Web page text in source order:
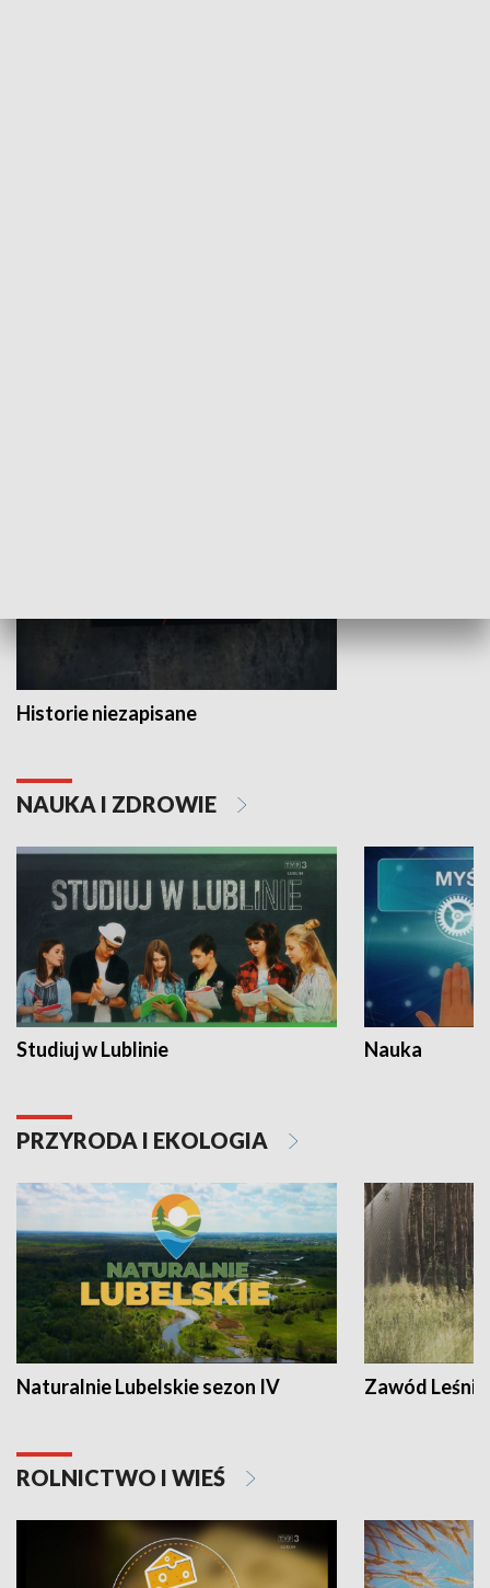
Historie niezapisane
NAUKA I ZDROWIE
Studiuj w Lublinie Nauka
PRZYRODA I EKOLOGIA
Naturalnie Lubelskie sezon IV Zawód Leśnik
ROLNICTWO I WIEŚ